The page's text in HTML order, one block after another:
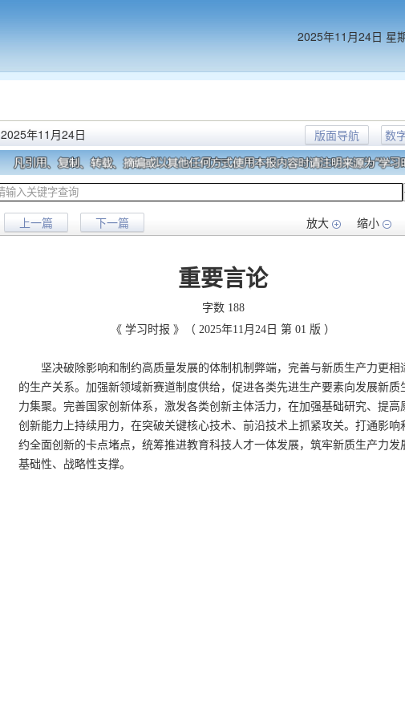
2025年11月24日 星
2025年11月24日 版面导航 数
上一篇 下一篇 放大 缩小
重要言论
字数 188
《 学习时报 》（ 2025年11月24日 第 01 版 ）
坚决破除影响和制约高质量发展的体制机制弊端，完善与新质生产力更相
的生产关系。加强新领域新赛道制度供给，促进各类先进生产要素向发展新质
力集聚。完善国家创新体系，激发各类创新主体活力，在加强基础研究、提高
创新能力上持续用力，在突破关键核心技术、前沿技术上抓紧攻关。打通影响
约全面创新的卡点堵点，统筹推进教育科技人才一体发展，筑牢新质生产力发
基础性、战略性支撑。